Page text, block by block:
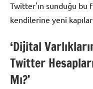
Twitter'ın sunduğu bu
kendilerine yeni
‘Dijital
Twitter
Mı?’